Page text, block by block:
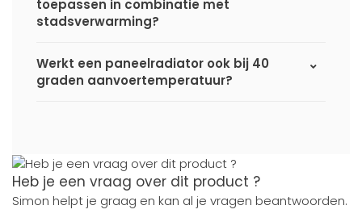
toepassen in combinatie met
stadsverwarming?
Werkt een paneelradiator ook bij 40
graden aanvoertemperatuur?
Heb je een vraag over dit product ?
Simon helpt je graag en kan al je vragen beantwoorden.